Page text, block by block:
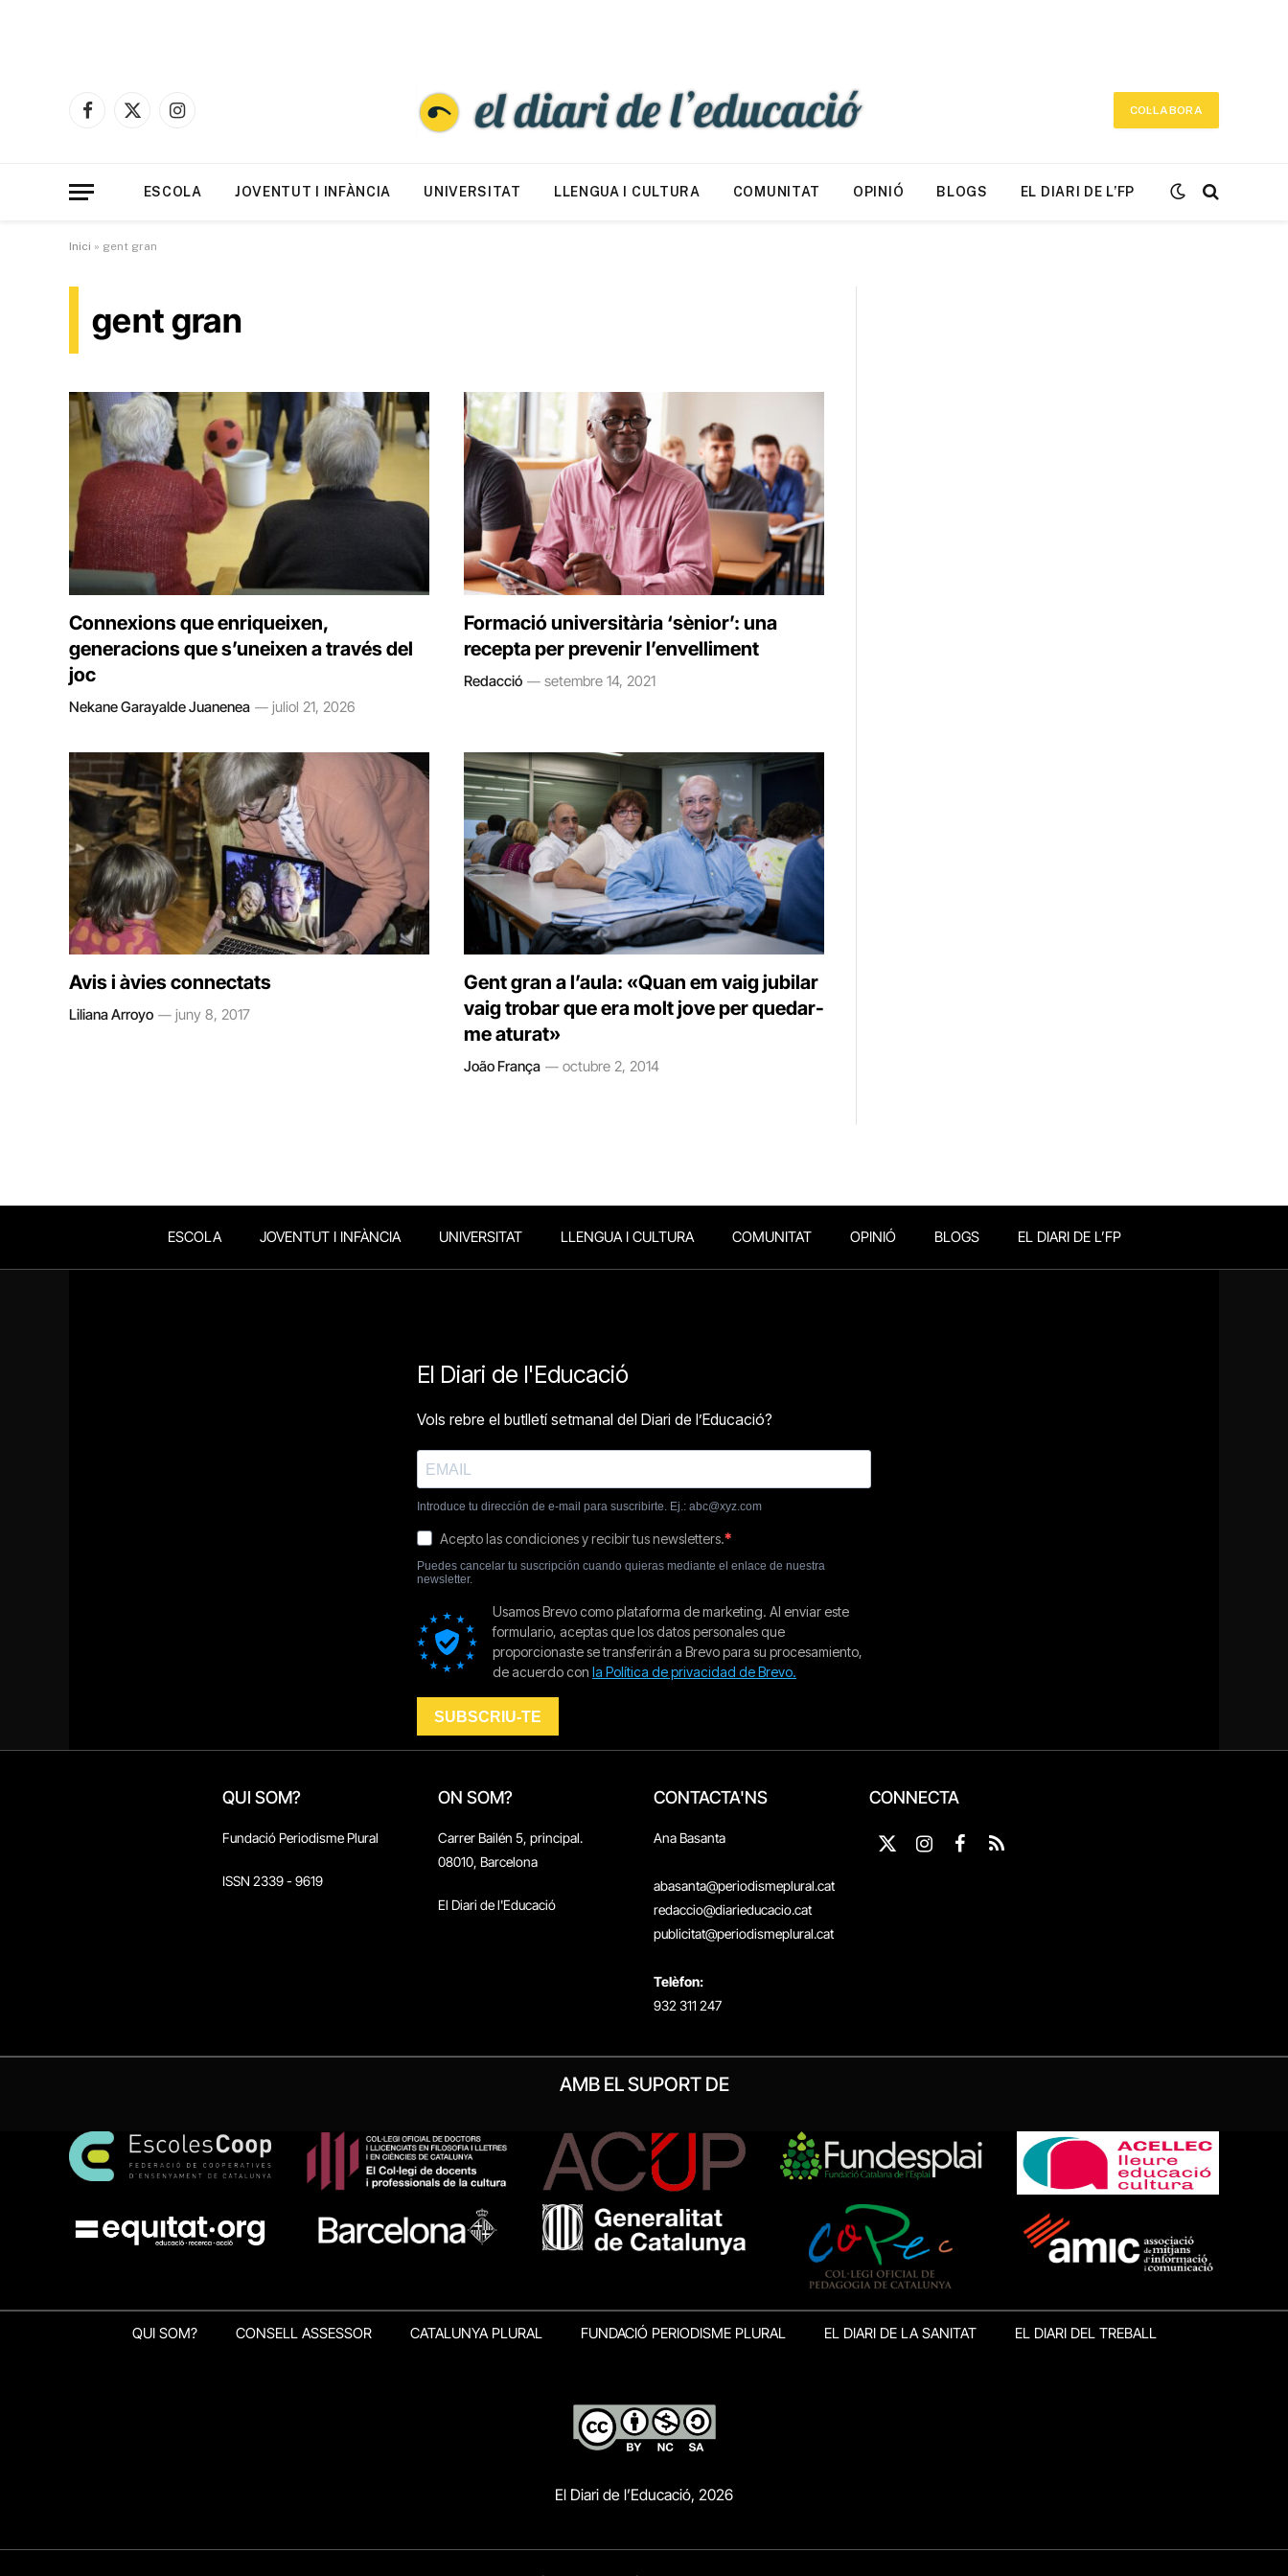
Facebook
X
Instagram
COL·LABORA
ESCOLA JOVENTUT I INFÀNCIA UNIVERSITAT LLENGUA I CULTURA COMUNITAT OPINIÓ BLOGS EL DIARI DE L’FP
Inici » gent gran
gent gran
Connexions que enriqueixen,
generacions que s’uneixen a través del
joc
Nekane Garayalde Juanenea juliol 21, 2026
Formació universitària ‘sènior’: una
recepta per prevenir l’envelliment
Redacció setembre 14, 2021
Avis i àvies connectats
Liliana Arroyo juny 8, 2017
Gent gran a l’aula: «Quan em vaig jubilar
vaig trobar que era molt jove per quedar-
me aturat»
João França octubre 2, 2014
ESCOLA JOVENTUT I INFÀNCIA UNIVERSITAT LLENGUA I CULTURA COMUNITAT OPINIÓ BLOGS EL DIARI DE L’FP
QUI SOM?
Fundació Periodisme Plural
ISSN 2339 - 9619
ON SOM?
Carrer Bailén 5, principal.
08010, Barcelona
El Diari de l'Educació
CONTACTA'NS
Ana Basanta
abasanta@periodismeplural.cat
redaccio@diarieducacio.cat
publicitat@periodismeplural.cat
Telèfon:
932 311 247
CONNECTA
X
Instagram
Facebook
RSS
AMB EL SUPORT DE
QUI SOM? CONSELL ASSESSOR CATALUNYA PLURAL FUNDACIÓ PERIODISME PLURAL EL DIARI DE LA SANITAT EL DIARI DEL TREBALL
El Diari de l’Educació, 2026